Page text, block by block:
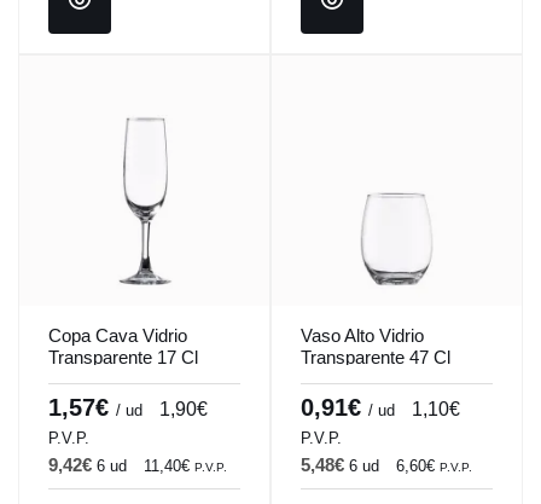
Copa Cava Vidrio
Transparente 17 Cl
Syrah-Tensionada
Vicrila
1,57€ / ud 1,90€
P.V.P.
9,42€ 6 ud 11,40€ P.V.P.
Vaso Alto Vidrio
Transparente 47 Cl
Syrah-Tensionada
Vicrila
0,91€ / ud 1,10€
P.V.P.
5,48€ 6 ud 6,60€ P.V.P.